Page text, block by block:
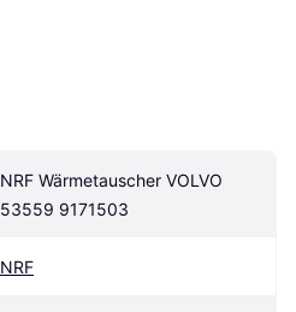
NRF Wärmetauscher VOLVO
53559 9171503
NRF